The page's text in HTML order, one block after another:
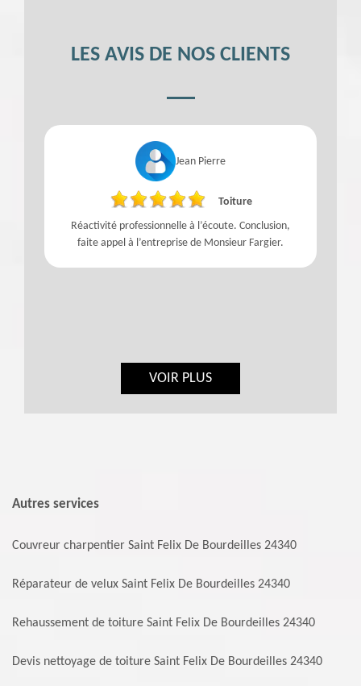
LES AVIS DE NOS CLIENTS
Jean Pierre
Toiture
Réactivité professionnelle à l’écoute. Conclusion,
faite appel à l’entreprise de Monsieur Fargier.
VOIR PLUS
Autres services
Couvreur charpentier Saint Felix De Bourdeilles 24340
Réparateur de velux Saint Felix De Bourdeilles 24340
Rehaussement de toiture Saint Felix De Bourdeilles 24340
Devis nettoyage de toiture Saint Felix De Bourdeilles 24340